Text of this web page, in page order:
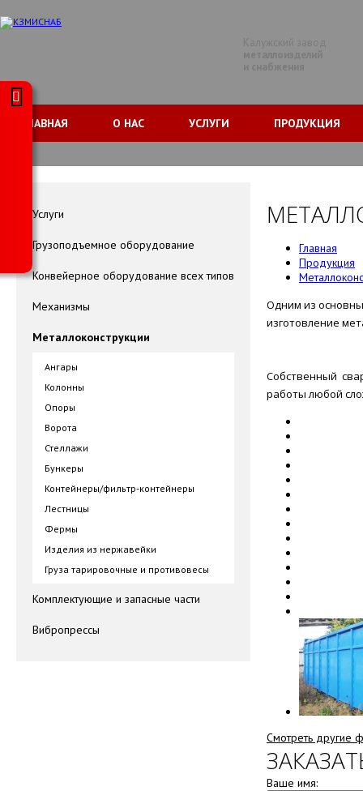
ГЛАВНАЯ О НАС УСЛУГИ ПРОДУКЦИЯ
Услуги
Грузоподъемное оборудование
Конвейерное оборудование всех типов
Механизмы
Металлоконструкции
Ангары
Колонны
Опоры
Ворота
Стеллажи
Бункеры
Контейнеры/фильтр-контейнеры
Лестницы
Фермы
Изделия из нержавейки
Груза тарировочные и противовесы
Комплектующие и запасные части
Вибропрессы
Главная
Продукция
Одним из
изготовление
Собственный
работы любой
Смотреть другие
Ваше имя: